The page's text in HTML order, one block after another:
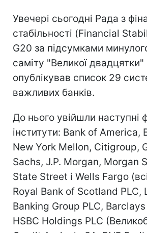
Увечері сьогодні Рада з
стабільності (Financial
G20 за підсумками
саміту "Великої двадцятки"
опублікував список 29
важливих банків.
До нього увійшли наступні
інститути: Bank of America,
New York Mellon, Citigroup,
Sachs, J.P. Morgan, Morgan
State Street і Wells Fargo
Royal Bank of Scotland PLC,
Banking Group PLC, Barclays
HSBC Holdings PLC